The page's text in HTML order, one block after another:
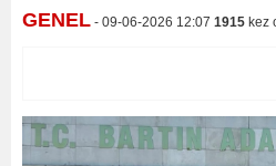
GENEL - 09-06-2026 12:07 1915 kez